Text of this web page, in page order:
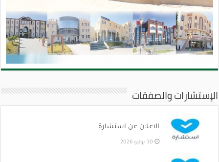
الإستشارات والصفقات
الاعلان عن استشارة
30 يوليو 2026